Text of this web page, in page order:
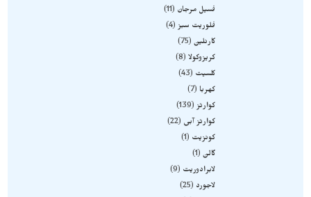
فسیل مرجان
11
فلوریت سبز 4
کارنلین 75
کریزوکولا 8
کلسیت
43
کهربا
7
کوارتز 139
کوارتز آبی
22
کونزیت
1
گالن 1
لابرادوریت
9
لاجورد
25